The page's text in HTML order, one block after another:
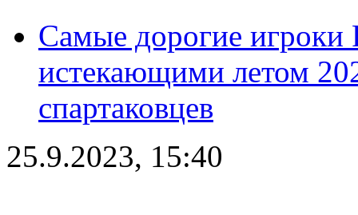
Самые дорогие игроки
истекающими летом
спартаковцев
25.9.2023, 15:40